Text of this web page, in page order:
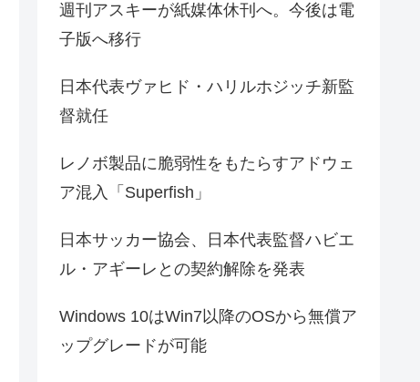
週刊アスキーが紙媒体休刊へ。今後は電
子版へ移行
日本代表ヴァヒド・ハリルホジッチ新監
督就任
レノボ製品に脆弱性をもたらすアドウェ
ア混入「Superfish」
日本サッカー協会、日本代表監督ハビエ
ル・アギーレとの契約解除を発表
Windows 10はWin7以降のOSから無償ア
ップグレードが可能